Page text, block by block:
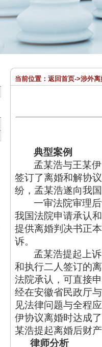
当前位置： 返回首页->涉外离
典型案例
孟某浩与王某
签订了离婚和解协
纷，孟某浩遂向我
一审法院审理
我国法院申请承认
提供离婚判决书正
诉。
孟某浩提起上
和执行二人签订的
法院承认，可直接
经在安徽省民政厅
见法律问题与全程
伊协议离婚时达成
某浩提起离婚后财
律师分析